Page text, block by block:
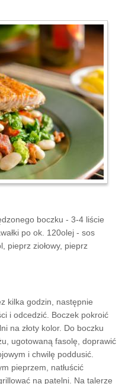
boczku - 3-4 liście
po ok. 120olej - sos
pieprz ziołowy, pieprz
kilka godzin, następnie
i odcedzić. Boczek pokroić
na złoty kolor. Do boczku
ugotowaną fasolę, doprawić
i chwilę poddusić.
pieprzem, natłuścić
na patelni. Na talerze